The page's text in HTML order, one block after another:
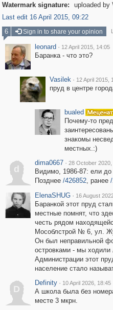
Watermark signature:
uploaded by
Last edit 16 April 2015, 09:22
6
Sign in to share your opinion
leonard · 12 April 2015, 14:05
Баранка - что это?
Vasilek · 12 April 2015,
пруд в центре
bualed
Почему-то
знакомы
местных.:)
d
dima0667 · 28 October 2020,
Видимо, 1986-87: ели до
Позднее /426852, ранее
ElenaSHUG · 16 August
Баранкой этот пруд
местные помнят, что
честь рядом
Мособлстрой № 6, ул.
Он был неправильной
островками - мы ходили
Администрации этот
население стало
D
Definity · 10 April 2026, 18:45
А школа была без
месте 3 мкрн.